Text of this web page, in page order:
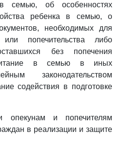
семью, об особенностях
ребенка в семью, о
необходимых для
попечительства либо
без попечения
в семью в иных
законодательством
содействия в подготовке
опекунам и попечителям
в реализации и защите